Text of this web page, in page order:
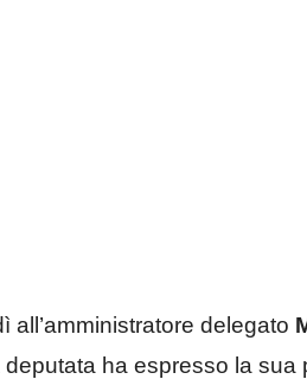
all’amministratore delegato
ha espresso la